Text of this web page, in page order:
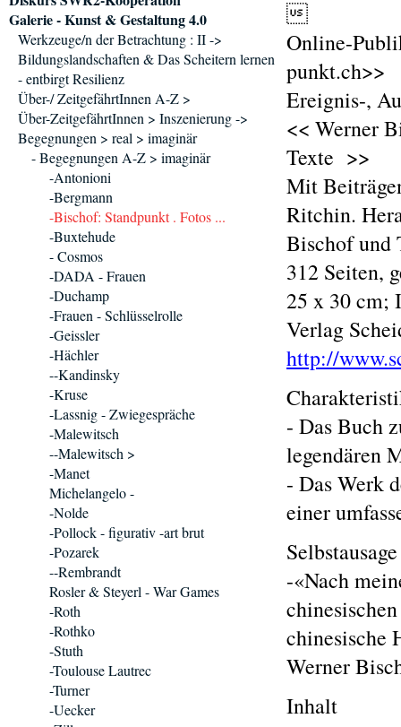
Online-
punkt.ch>>
Ereignis-,
<< Werner
Texte >>
Mit
Ritchin.
Bischof und
312 Seiten,
25 x 30 cm;
Verlag
http://
- Das Buch
legendären
- Das Werk
einer
-«Nach
chinesische
Werner
Inhalt
Galerie - Kunst & Gestaltung 4.0
Werkzeuge/n der Betrachtung : II ->
Bildungslandschaften & Das Scheitern lernen
- entbirgt Resilienz
Über-/ ZeitgefährtInnen A-Z >
Über-ZeitgefährtInnen > Inszenierung ->
Begegnungen > real > imaginär
- Begegnungen A-Z > imaginär
-Antonioni
-Bergmann
-Bischof: Standpunkt . Fotos ...
-Buxtehude
- Cosmos
-DADA - Frauen
-Duchamp
-Frauen - Schlüsselrolle
-Geissler
-Hächler
--Kandinsky
-Kruse
-Lassnig - Zwiegespräche
-Malewitsch
--Malewitsch >
-Manet
Michelangelo -
-Nolde
-Pollock - figurativ -art brut
-Pozarek
--Rembrandt
Rosler & Steyerl - War Games
-Roth
-Rothko
-Stuth
-Toulouse Lautrec
-Turner
-Uecker